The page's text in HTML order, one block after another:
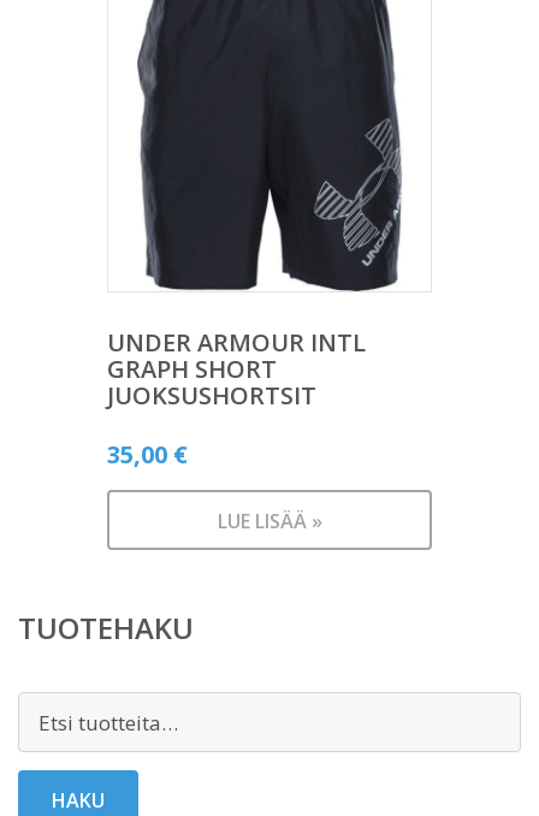
UNDER ARMOUR INTL
GRAPH SHORT
JUOKSUSHORTSIT
35,00 €
LUE LISÄÄ »
TUOTEHAKU
Etsi:
HAKU